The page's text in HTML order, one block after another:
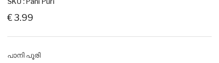
€ 3.99
പാനി പൂരി